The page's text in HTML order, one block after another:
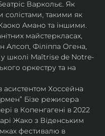
Варкольє. Як
солістами, такими як
Амано та іншими.
майстеркласах,
Алсоп, Філіппа Огена,
школі Maîtrise de Notre-
оркестру та на
Хоссейна
Бізе режисера
в Копенгагені в 2022
Жако з Віденським
фестивалю в